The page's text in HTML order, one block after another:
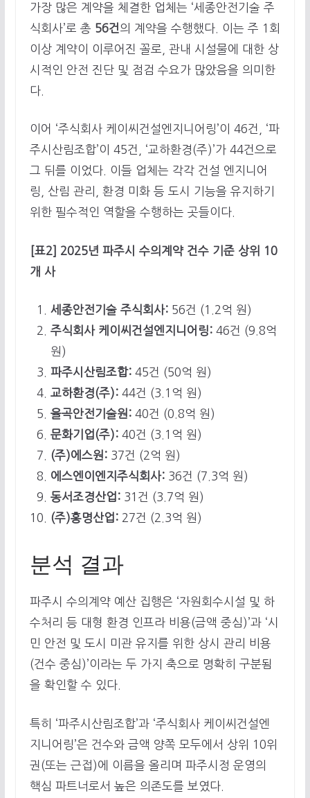
가장 많은 계약을 체결한 업체는 ‘세종안전기술 주
식회사’로 총 56건의 계약을 수행했다. 이는 주 1회
이상 계약이 이루어진 꼴로, 관내 시설물에 대한 상
시적인 안전 진단 및 점검 수요가 많았음을 의미한
다.
이어 ‘주식회사 케이씨건설엔지니어링’이 46건, ‘파
주시산림조합’이 45건, ‘교하환경(주)’가 44건으로
그 뒤를 이었다. 이들 업체는 각각 건설 엔지니어
링, 산림 관리, 환경 미화 등 도시 기능을 유지하기
위한 필수적인 역할을 수행하는 곳들이다.
[표2] 2025년 파주시 수의계약 건수 기준 상위 10
개 사
세종안전기술 주식회사:56건 (1.2억 원)
주식회사 케이씨건설엔지니어링:46건 (9.8억
원)
파주시산림조합:45건 (50억 원)
교하환경(주):44건 (3.1억 원)
율곡안전기술원:40건 (0.8억 원)
문화기업(주):40건 (3.1억 원)
(주)에스원:37건 (2억 원)
에스엔이엔지주식회사:36건 (7.3억 원)
동서조경산업:31건 (3.7억 원)
(주)홍명산업:27건 (2.3억 원)
분석 결과
파주시 수의계약 예산 집행은 ‘자원회수시설 및 하
수처리 등 대형 환경 인프라 비용(금액 중심)’과 ‘시
민 안전 및 도시 미관 유지를 위한 상시 관리 비용
(건수 중심)’이라는 두 가지 축으로 명확히 구분됨
을 확인할 수 있다.
특히 ‘파주시산림조합’과 ‘주식회사 케이씨건설엔
지니어링’은 건수와 금액 양쪽 모두에서 상위 10위
권(또는 근접)에 이름을 올리며 파주시정 운영의
핵심 파트너로서 높은 의존도를 보였다.